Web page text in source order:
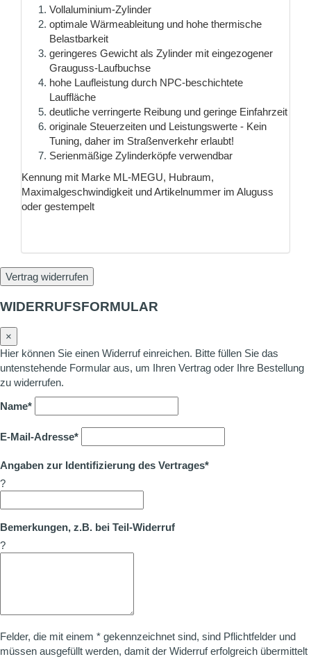
Vollaluminium-Zylinder
optimale Wärmeableitung und hohe thermische
Belastbarkeit
geringeres Gewicht als Zylinder mit eingezogener
Grauguss-Laufbuchse
hohe Laufleistung durch NPC-beschichtete
Lauffläche
deutliche verringerte Reibung und geringe Einfahrzeit
originale Steuerzeiten und Leistungswerte - Kein
Tuning, daher im Straßenverkehr erlaubt!
Serienmäßige Zylinderköpfe verwendbar
Kennung mit Marke ML-MEGU, Hubraum,
Maximalgeschwindigkeit und Artikelnummer im Aluguss
oder gestempelt
Vertrag widerrufen
WIDERRUFSFORMULAR
×
Hier können Sie einen Widerruf einreichen. Bitte füllen Sie das
untenstehende Formular aus, um Ihren Vertrag oder Ihre Bestellung
zu widerrufen.
Name*
E-Mail-Adresse*
Angaben zur Identifizierung des Vertrages*
?
Bemerkungen, z.B. bei Teil-Widerruf
?
Felder, die mit einem * gekennzeichnet sind, sind Pflichtfelder und
müssen ausgefüllt werden, damit der Widerruf erfolgreich übermittelt